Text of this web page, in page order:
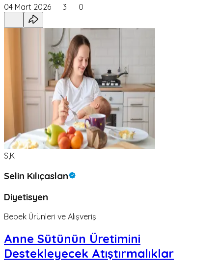
04 Mart 2026 3 0
S,K
Selin Kılıçaslan
Diyetisyen
Bebek Ürünleri ve Alışveriş
Anne Sütünün Üretimini
Destekleyecek Atıştırmalıklar